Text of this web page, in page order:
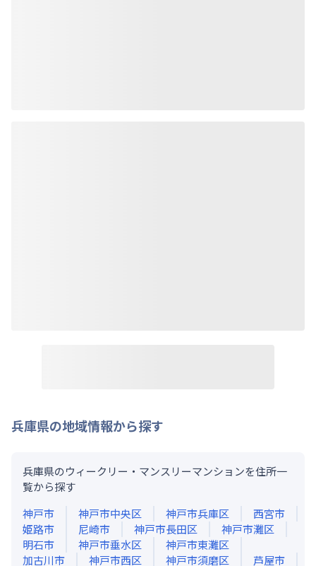
兵庫県の地域情報から探す
兵庫県のウィークリー・マンスリーマンションを住所一
覧から探す
神戸市
神戸市中央区 神戸市兵庫区
西宮市
姫路市
尼崎市 神戸市長田区
神戸市灘区
明石市
神戸市垂水区
神戸市東灘区
加古川市
神戸市西区 神戸市須磨区
芦屋市